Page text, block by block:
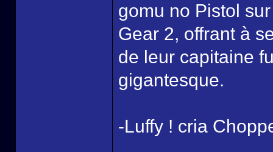
gomu no Pistol
Gear 2, offrant à
de leur capitaine
gigantesque.
-Luffy ! cria